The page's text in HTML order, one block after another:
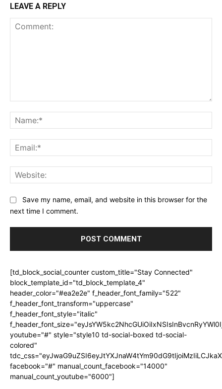
LEAVE A REPLY
Save my name, email, and website in this browser for the
next time I comment.
[td_block_social_counter custom_title="Stay Connected"
block_template_id="td_block_template_4"
header_color="#ea2e2e" f_header_font_family="522"
f_header_font_transform="uppercase"
f_header_font_style="italic"
youtube="#" style="style10 td-social-boxed td-social-
colored"
facebook="#" manual_count_facebook="14000"
manual_count_youtube="6000"]